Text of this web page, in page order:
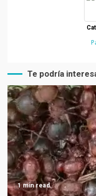
Te podría
1 min read